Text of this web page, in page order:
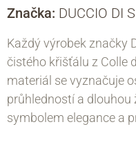
Značka: DUCCIO DI
Každý výrobek značky
čistého křišťálu z Colle
materiál se vyznačuje
průhledností a
symbolem elegance a